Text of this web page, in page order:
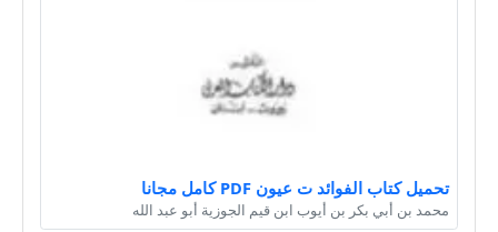
تحميل كتاب الفوائد ت عيون PDF كامل مجانا
محمد بن أبي بكر بن أيوب ابن قيم الجوزية أبو عبد الله